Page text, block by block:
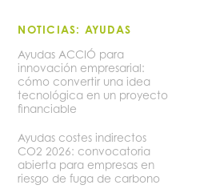
NOTICIAS: AYUDAS
Ayudas ACCIÓ para
innovación empresarial:
cómo convertir una idea
tecnológica en un proyecto
financiable
Ayudas costes indirectos
CO2 2026: convocatoria
abierta para empresas en
riesgo de fuga de carbono